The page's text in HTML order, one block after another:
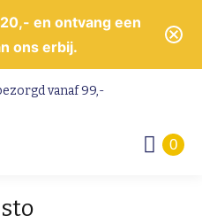
en ontvang een
ons erbij.
vanaf 99,-
0